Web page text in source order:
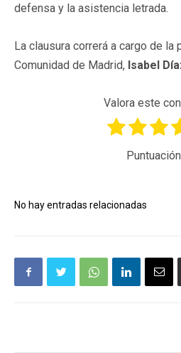
defensa y la asistencia letrada.
La clausura correrá a cargo de la
Comunidad de Madrid, Isabel
Valora este
No hay entradas relacionadas